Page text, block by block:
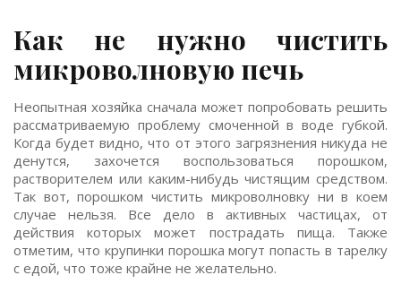
Как не нужно чистить
микроволновую печь
Неопытная хозяйка сначала может попробовать решить
рассматриваемую проблему смоченной в воде губкой.
Когда будет видно, что от этого загрязнения никуда не
денутся, захочется воспользоваться порошком,
растворителем или каким-нибудь чистящим средством.
Так вот, порошком чистить микроволновку ни в коем
случае нельзя. Все дело в активных частицах, от
действия которых может пострадать пища. Также
отметим, что крупинки порошка могут попасть в тарелку
с едой, что тоже крайне не желательно.